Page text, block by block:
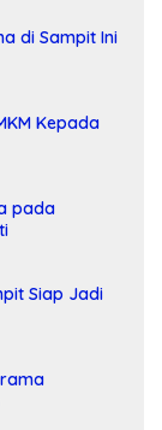
di Sampit Ini
Kepada
pada
Siap Jadi